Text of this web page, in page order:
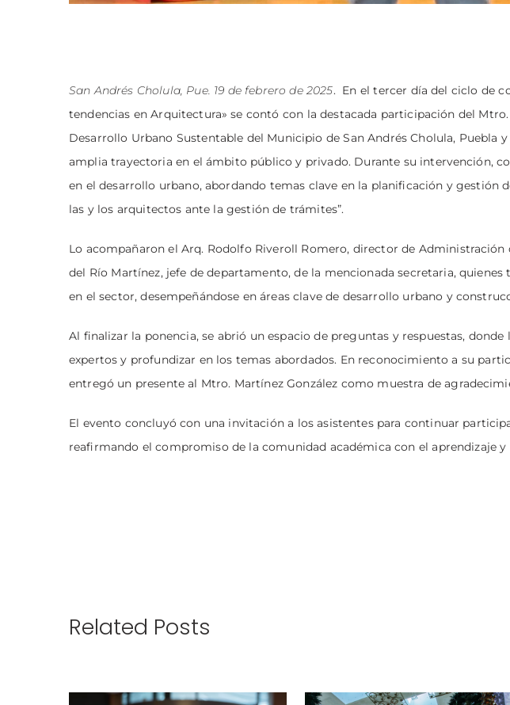
San Andrés Cholula, Pue. 19 de febrero de 2025. En el tercer día del ciclo de
tendencias en Arquitectura» se contó con la destacada participación del
Desarrollo Urbano Sustentable del Municipio de San Andrés Cholula, Puebla
amplia trayectoria en el ámbito público y privado. Durante su intervención,
en el desarrollo urbano, abordando temas clave en la planificación y gestión
las y los arquitectos ante la gestión de trámites”.
Lo acompañaron el Arq. Rodolfo Riveroll Romero, director de
del Río Martínez, jefe de departamento, de la mencionada secretaria,
en el sector, desempeñándose en áreas clave de desarrollo urbano y
Al finalizar la ponencia, se abrió un espacio de preguntas y respuestas,
expertos y profundizar en los temas abordados. En reconocimiento a su
entregó un presente al Mtro. Martínez González como muestra de
El evento concluyó con una invitación a los asistentes para continuar
reafirmando el compromiso de la comunidad académica con el aprendizaje
Related Posts